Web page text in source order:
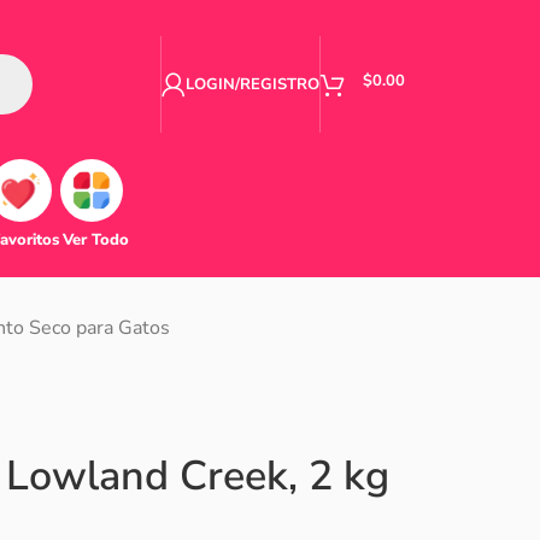
LOGIN/REGISTRO $0.00
Ver Todo
Seco para Gatos
Creek, 2 kg